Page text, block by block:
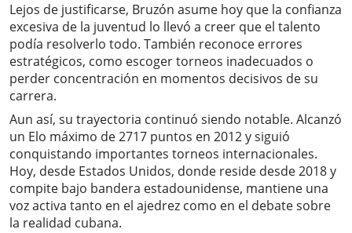
Lejos de justificarse, Bruzón asume hoy que la confianza
excesiva de la juventud lo llevó a creer que el talento
podía resolverlo todo. También reconoce errores
estratégicos, como escoger torneos inadecuados o
perder concentración en momentos decisivos de su
carrera.
Aun así, su trayectoria continuó siendo notable. Alcanzó
un Elo máximo de 2717 puntos en 2012 y siguió
conquistando importantes torneos internacionales.
Hoy, desde Estados Unidos, donde reside desde 2018 y
compite bajo bandera estadounidense, mantiene una
voz activa tanto en el ajedrez como en el debate sobre
la realidad cubana.